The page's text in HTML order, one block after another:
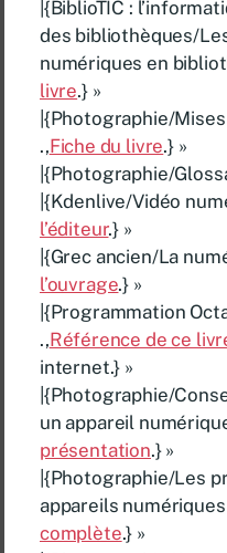
|{BiblioTIC :
des bibliothèques/
numériques en
livre.} »
|{Photographie/
.,Fiche du livre.} »
|{Photographie/
|{Kdenlive/Vidéo
l’éditeur.} »
|{Grec ancien/La
l’ouvrage.} »
|{Programmation
.,Référence de ce
internet.} »
|{Photographie/
un appareil
présentation.} »
|{Photographie/Les
appareils numériques
complète.} »